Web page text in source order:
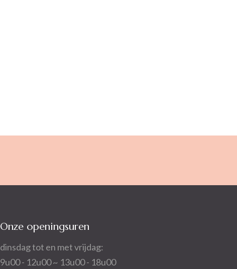
Onze openingsuren
dinsdag tot en met vrijdag:
9u00 - 12u00 ~ 13u00 - 18u00